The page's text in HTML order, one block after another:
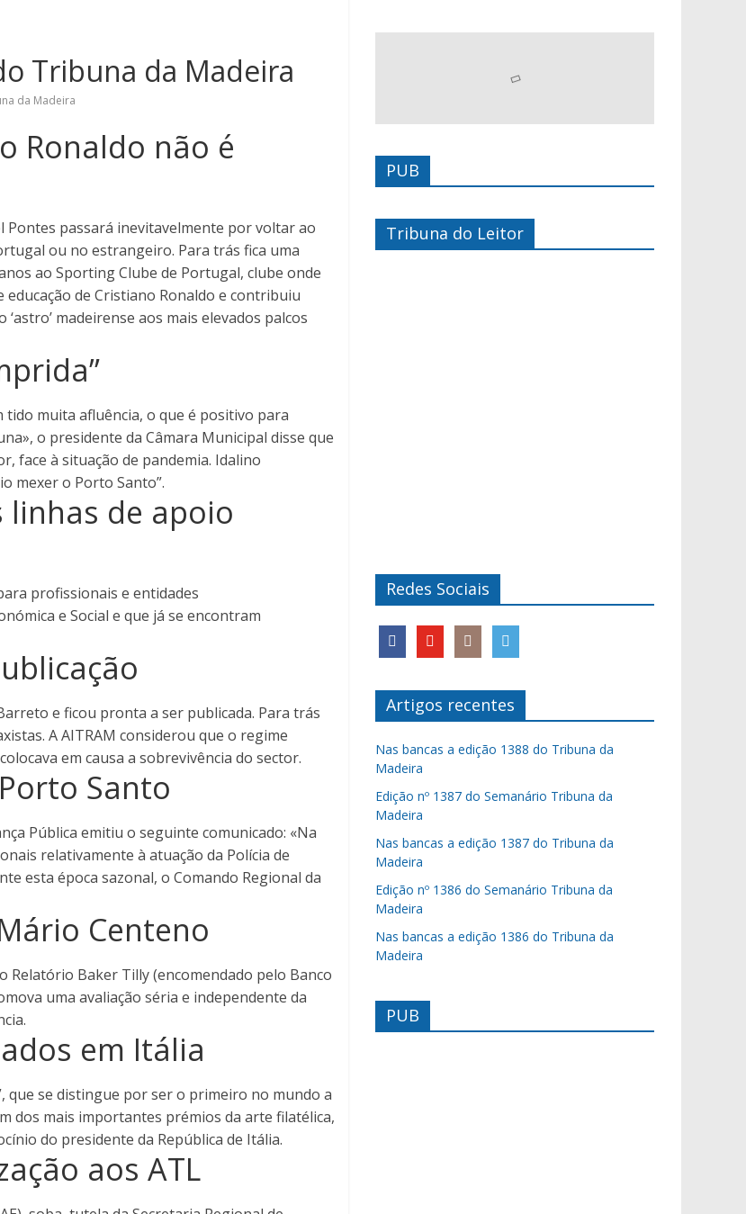
Tribuna da Madeira
da Madeira
Ronaldo não é
Pontes passará inevitavelmente por voltar ao
ou no estrangeiro. Para trás fica uma
ao Sporting Clube de Portugal, clube onde
educação de Cristiano Ronaldo e contribuiu
‘astro’ madeirense aos mais elevados palcos
tido muita afluência, o que é positivo para
o presidente da Câmara Municipal disse que
face à situação de pandemia. Idalino
mexer o Porto Santo”.
de apoio
profissionais e entidades
e Social e que já se encontram
e ficou pronta a ser publicada. Para trás
A AITRAM considerou que o regime
em causa a sobrevivência do sector.
Santo
Pública emitiu o seguinte comunicado: «Na
relativamente à atuação da Polícia de
esta época sazonal, o Comando Regional da
Centeno
Relatório Baker Tilly (encomendado pelo Banco
uma avaliação séria e independente da
em Itália
que se distingue por ser o primeiro no mundo a
dos mais importantes prémios da arte filatélica,
do presidente da República de Itália.
aos ATL
PUB
Tribuna do Leitor
Redes Sociais
Artigos recentes
Nas bancas a edição 1388 do Tribuna da
Madeira
Edição nº 1387 do Semanário Tribuna da
Madeira
Nas bancas a edição 1387 do Tribuna da
Madeira
Edição nº 1386 do Semanário Tribuna da
Madeira
Nas bancas a edição 1386 do Tribuna da
Madeira
PUB